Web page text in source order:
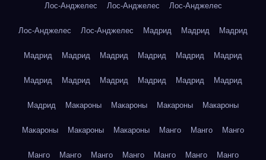
Лос-Анджелес Лос-Анджелес Лос-Анджелес
Лос-Анджелес Лос-Анджелес Мадрид Мадрид Мадрид
Мадрид Мадрид Мадрид Мадрид Мадрид Мадрид
Мадрид Мадрид Мадрид Мадрид Мадрид Мадрид
Мадрид Макароны Макароны Макароны Макароны
Макароны Макароны Макароны Манго Манго Манго
Манго Манго Манго Манго Манго Манго Манго